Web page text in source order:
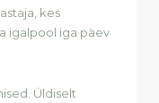
kes
igalpool iga päev
Üldiselt